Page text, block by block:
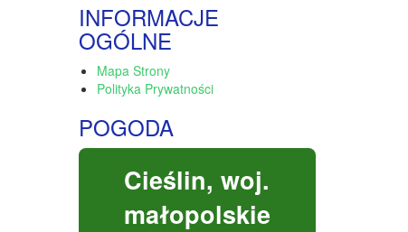
INFORMACJE
OGÓLNE
Mapa Strony
Polityka Prywatności
POGODA
Cieślin, woj.
małopolskie